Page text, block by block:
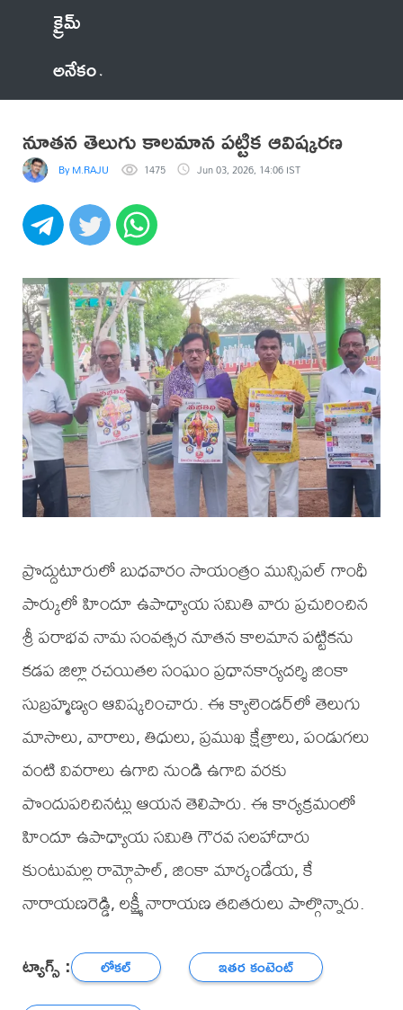
క్రైమ్
అనేకం
నూతన తెలుగు కాలమాన పట్టిక ఆవిష్కరణ
By M.RAJU 1475 Jun 03, 2026, 14:06 IST
ప్రొద్దుటూరులో బుధవారం సాయంత్రం మున్సిపల్ గాంధీ
పార్కులో హిందూ ఉపాధ్యాయ సమితి వారు ప్రచురించిన
శ్రీ పరాభవ నామ సంవత్సర నూతన కాలమాన పట్టికను
కడప జిల్లా రచయితల సంఘం ప్రధానకార్యదర్శి జింకా
సుబ్రహ్మణ్యం ఆవిష్కరించారు. ఈ క్యాలెండర్‌లో తెలుగు
మాసాలు, వారాలు, తిధులు, ప్రముఖ క్షేత్రాలు, పండుగలు
వంటి వివరాలు ఉగాది నుండి ఉగాది వరకు
పొందుపరిచినట్లు ఆయన తెలిపారు. ఈ కార్యక్రమంలో
హిందూ ఉపాధ్యాయ సమితి గౌరవ సలహాదారు
కుంటుమల్ల రామ్గోపాల్, జింకా మార్కండేయ, కే
నారాయణరెడ్డి, లక్ష్మీ నారాయణ తదితరులు పాల్గొన్నారు.
ట్యాగ్స్ : లోకల్
ఇతర కంటెంట్